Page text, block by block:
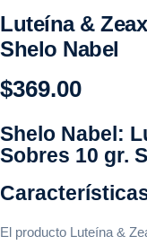
Luteína &
Shelo Nabel
$369.00
Shelo Nabel:
Sobres 10 gr.
El producto Luteína &